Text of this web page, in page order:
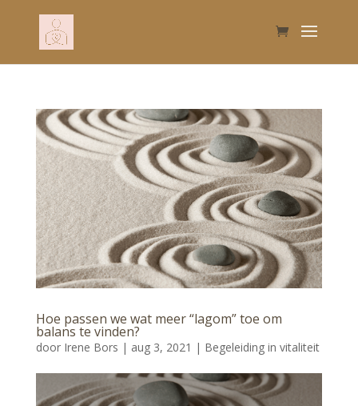
Hoe passen we wat meer “lagom” toe om
balans te vinden?
door Irene Bors | aug 3, 2021 | Begeleiding in vitaliteit